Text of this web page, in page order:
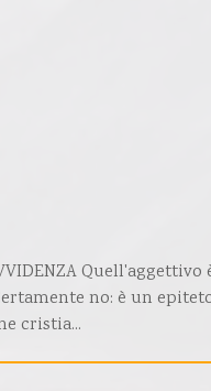
no: è un
cristia...